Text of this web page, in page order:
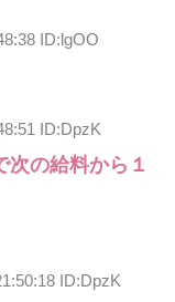
ID:lgOO
ID:DpzK
次の給料から１
ID:DpzK